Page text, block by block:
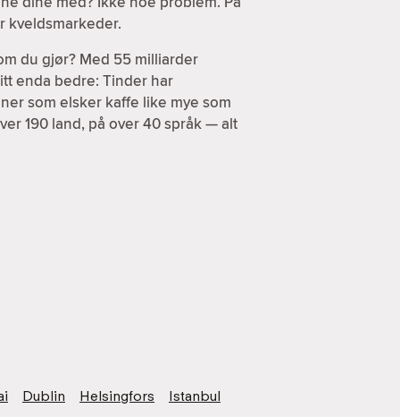
kveldsmarkeder.
du gjør? Med 55 milliarder
enda bedre: Tinder har
som elsker kaffe like mye som
190 land, på over 40 språk — alt
Dublin Helsingfors
Istanbul